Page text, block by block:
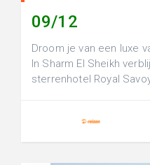
09/12
Droom je van een luxe
In Sharm El Sheikh
sterrenhotel Royal